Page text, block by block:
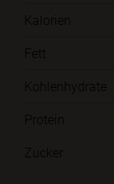
Kalorien
Fett
Kohlenhydrate
Protein
Zucker